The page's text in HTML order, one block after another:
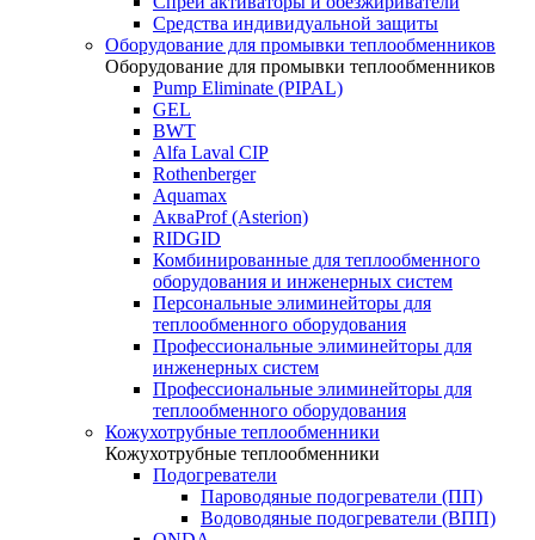
Средства индивидуальной защиты
Оборудование для промывки теплообменников
Оборудование для промывки теплообменников
Pump Eliminate (PIPAL)
GEL
BWT
Alfa Laval CIP
Rothenberger
Aquamax
АкваProf (Asterion)
RIDGID
Комбинированные для теплообменного
оборудования и инженерных систем
Персональные элиминейторы для
теплообменного оборудования
Профессиональные элиминейторы для
инженерных систем
Профессиональные элиминейторы для
теплообменного оборудования
Кожухотрубные теплообменники
Кожухотрубные теплообменники
Подогреватели
Пароводяные подогреватели (ПП)
Водоводяные подогреватели (ВПП)